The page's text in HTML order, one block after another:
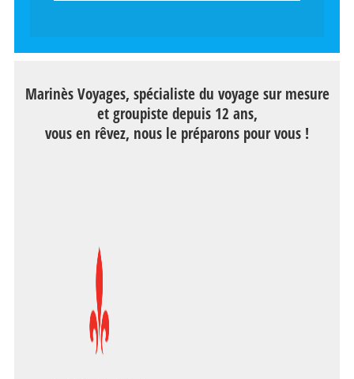
Marinès Voyages, spécialiste du voyage sur mesure
et groupiste depuis 12 ans,
vous en rêvez, nous le préparons pour vous !